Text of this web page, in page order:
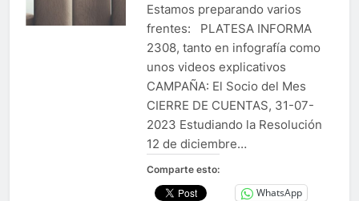
Estamos preparando varios
frentes: PLATESA INFORMA
2308, tanto en infografía como
unos videos explicativos
CAMPAÑA: El Socio del Mes
CIERRE DE CUENTAS, 31-07-
2023 Estudiando la Resolución
12 de diciembre…
Comparte esto:
WhatsApp